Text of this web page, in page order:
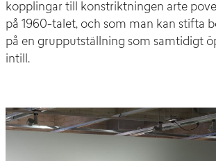
kopplingar till konstriktningen arte
på 1960-talet, och som man kan stifta
på en grupputställning som samtidigt
intill.